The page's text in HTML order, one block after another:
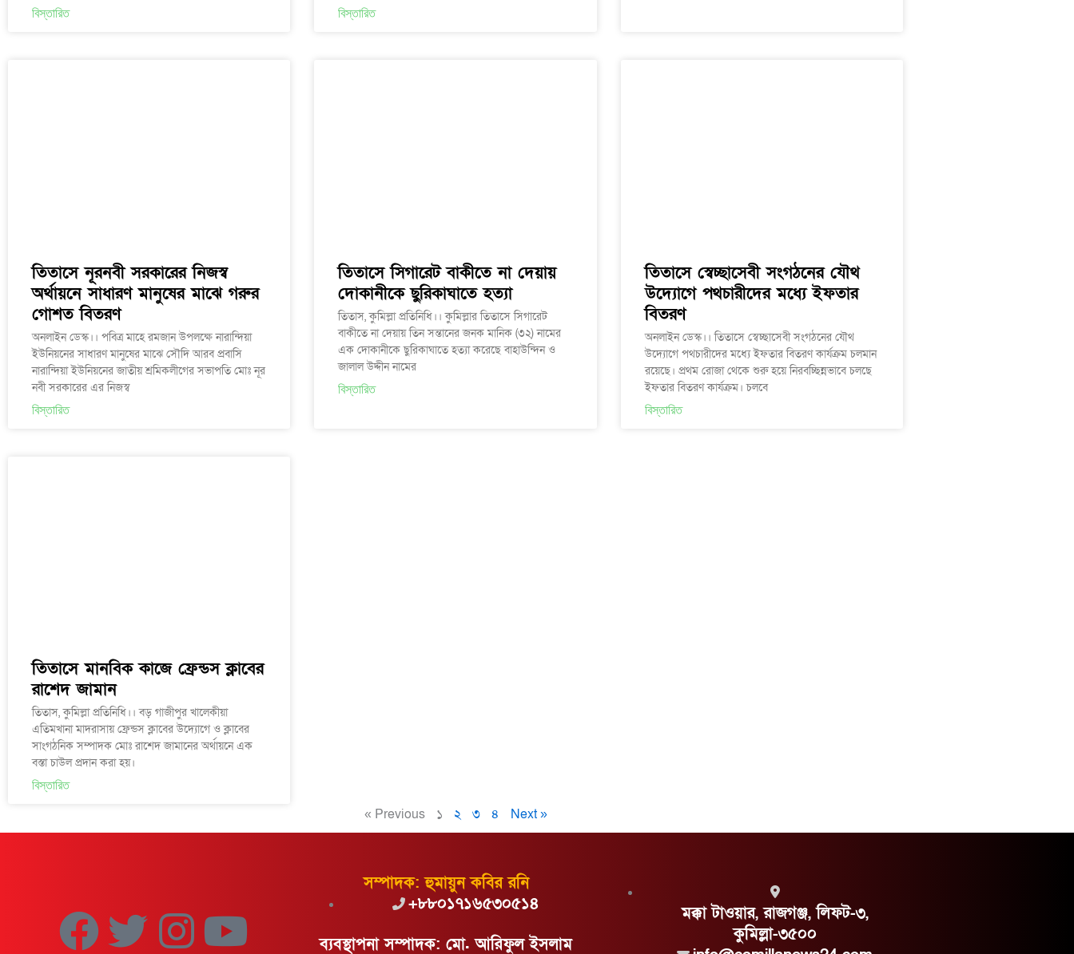
বিস্তারিত বিস্তারিত
তিতাসে নূরনবী সরকারের নিজস্ব
অর্থায়নে সাধারণ মানুষের মাঝে গরুর
গোশত বিতরণ
অনলাইন ডেস্ক।। পবিত্র মাহে রমজান উপলক্ষে নারান্দিয়া
ইউনিয়নের সাধারণ মানুষের মাঝে সৌদি আরব প্রবাসি
নারান্দিয়া ইউনিয়নের জাতীয় শ্রমিকলীগের সভাপতি মোঃ নূর
নবী সরকারের এর নিজস্ব
বিস্তারিত
তিতাসে সিগারেট বাকীতে না দেয়ায়
দোকানীকে ছুরিকাঘাতে হত্যা
তিতাস, কুমিল্লা প্রতিনিধি।। কুমিল্লার তিতাসে সিগারেট
বাকীতে না দেয়ায় তিন সন্তানের জনক মানিক (৩২) নামের
এক দোকানীকে ছুরিকাঘাতে হত্যা করেছে বাহাউন্দিন ও
জালাল উদ্দীন নামের
বিস্তারিত
তিতাসে স্বেচ্ছাসেবী সংগঠনের যৌথ
উদ্যোগে পথচারীদের মধ্যে ইফতার
বিতরণ
অনলাইন ডেস্ক।। তিতাসে স্বেচ্ছাসেবী সংগঠনের যৌথ
উদ্যোগে পথচারীদের মধ্যে ইফতার বিতরণ কার্যক্রম চলমান
রয়েছে। প্রথম রোজা থেকে শুরু হয়ে নিরবচ্ছিন্নভাবে চলছে
ইফতার বিতরণ কার্যক্রম। চলবে
বিস্তারিত
তিতাসে মানবিক কাজে ফ্রেন্ডস ক্লাবের
রাশেদ জামান
তিতাস, কুমিল্লা প্রতিনিধি।। বড় গাজীপুর খালেকীয়া
এতিমখানা মাদরাসায় ফ্রেন্ডস ক্লাবের উদ্যোগে ও ক্লাবের
সাংগঠনিক সম্পাদক মোঃ রাশেদ জামানের অর্থায়নে এক
বস্তা চাউল প্রদান করা হয়।
বিস্তারিত
« Previous ১ ২ ৩ ৪ Next »
F T I Y
সম্পাদক: হুমায়ুন কবির রনি
+৮৮০১৭১৬৫৩০৫১৪
ব্যবস্থাপনা সম্পাদক: মো. আরিফুল ইসলাম
মক্কা টাওয়ার, রাজগঞ্জ, লিফট-৩,
কুমিল্লা-৩৫০০